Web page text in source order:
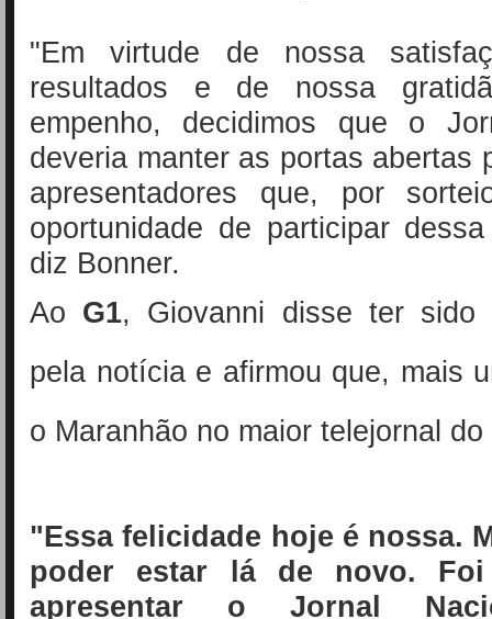
"Em virtude de nossa
resultados e de nossa
empenho, decidimos que o
deveria manter as portas abertas
apresentadores que, por
oportunidade de participar
diz Bonner.
Ao G1, Giovanni disse ter sido
pela notícia e afirmou que, mais
o Maranhão no maior telejornal
"Essa felicidade hoje é nossa.
poder estar lá de novo.
apresentar o Jornal